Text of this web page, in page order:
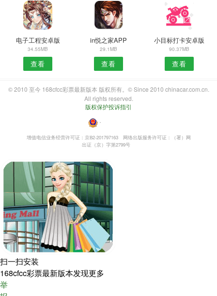
电子工程安卓版
34.55MB
查看
in悦之家APP
29.1MB
查看
小目标打卡安卓版
90.37MB
查看
© 2010 至今 168cfcc彩票最新版本 版权所有。© Since 2010 chinacar.com.cn.
All rights reserved.
版权保护投诉指引
・
增值电信业务经营许可证：京B2-201797163
网络出版服务许可证：（署）网
出证（京）字第2799号
扫一扫安装
168cfcc彩票最新版本发现更多
举